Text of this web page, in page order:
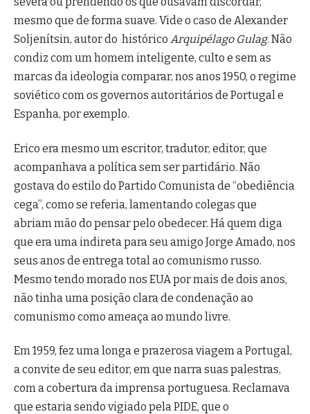
mesmo que de forma suave. Vide o caso de Alexander
Soljenítsin, autor do histórico Arquipélago Gulag. Não
condiz com um homem inteligente, culto e sem as
marcas da ideologia comparar, nos anos 1950, o regime
soviético com os governos autoritários de Portugal e
Espanha, por exemplo.
Erico era mesmo um escritor, tradutor, editor, que
acompanhava a política sem ser partidário. Não
gostava do estilo do Partido Comunista de “obediência
cega”, como se referia, lamentando colegas que
abriam mão do pensar pelo obedecer. Há quem diga
que era uma indireta para seu amigo Jorge Amado, nos
seus anos de entrega total ao comunismo russo.
Mesmo tendo morado nos EUA por mais de dois anos,
não tinha uma posição clara de condenação ao
comunismo como ameaça ao mundo livre.
Em 1959, fez uma longa e prazerosa viagem a Portugal,
a convite de seu editor, em que narra suas palestras,
com a cobertura da imprensa portuguesa. Reclamava
que estaria sendo vigiado pela PIDE, que o